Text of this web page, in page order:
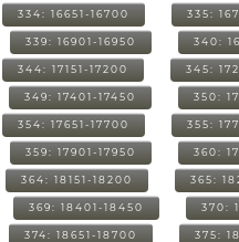
334: 16651-16700 335:
339: 16901-16950 340:
344: 17151-17200 345:
349: 17401-17450 350:
354: 17651-17700 355:
359: 17901-17950 360:
364: 18151-18200 365:
369: 18401-18450 370:
374: 18651-18700 375: